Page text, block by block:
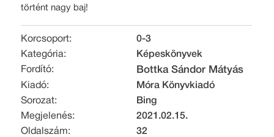
történt nagy baj!
Korcsoport:
0-3
Kategória:
Képeskönyvek
Fordító:
Bottka Sándor Mátyás
Kiadó:
Móra Könyvkiadó
Sorozat:
Bing
Megjelenés:
2021.02.15.
Oldalszám:
32